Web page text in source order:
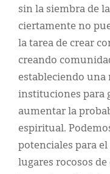
sin la siembra de
ciertamente no
la tarea de crear
creando
estableciendo una
instituciones para
aumentar la
espiritual.
potenciales para
lugares rocosos